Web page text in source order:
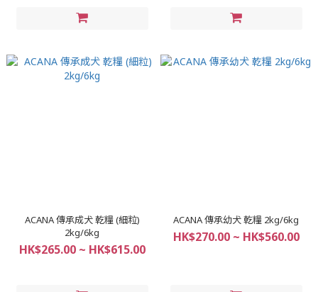
ACANA 傳承成犬 乾糧 (細粒)
2kg/6kg
HK$265.00 ~ HK$615.00
ACANA 傳承幼犬 乾糧 2kg/6kg
HK$270.00 ~ HK$560.00